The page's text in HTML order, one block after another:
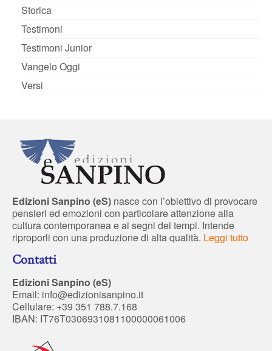
Storica
Testimoni
Testimoni Junior
Vangelo Oggi
Versi
Edizioni Sanpino (eS) nasce con l’obiettivo di provocare
pensieri ed emozioni con particolare attenzione alla
cultura contemporanea e ai segni dei tempi. Intende
riproporli con una produzione di alta qualità. Leggi tutto
Contatti
Edizioni Sanpino (eS)
Email: info@edizionisanpino.it
Cellulare: +39 351 788.7.168
IBAN: IT76T0306931081100000061006